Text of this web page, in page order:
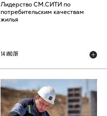
Лидерство СМ.СИТИ по
потребительским качествам
жилья
14 ИЮЛЯ